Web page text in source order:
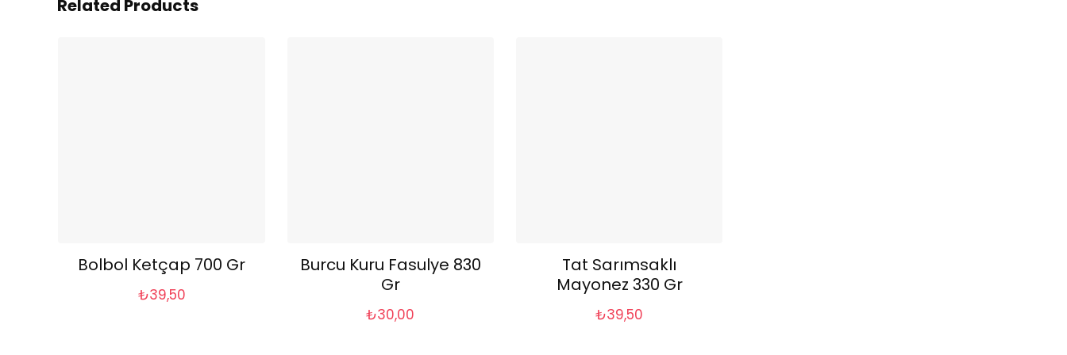
Related Products
Bolbol Ketçap 700 Gr
₺39,50
Burcu Kuru Fasulye 830
Gr
₺30,00
Tat Sarımsaklı
Mayonez 330 Gr
₺39,50